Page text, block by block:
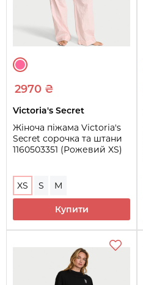
2970 ₴
Victoria's Secret
Жіноча піжама Victoria's
Secret сорочка та штани
1160503351 (Рожевий XS)
XS S M
Купити